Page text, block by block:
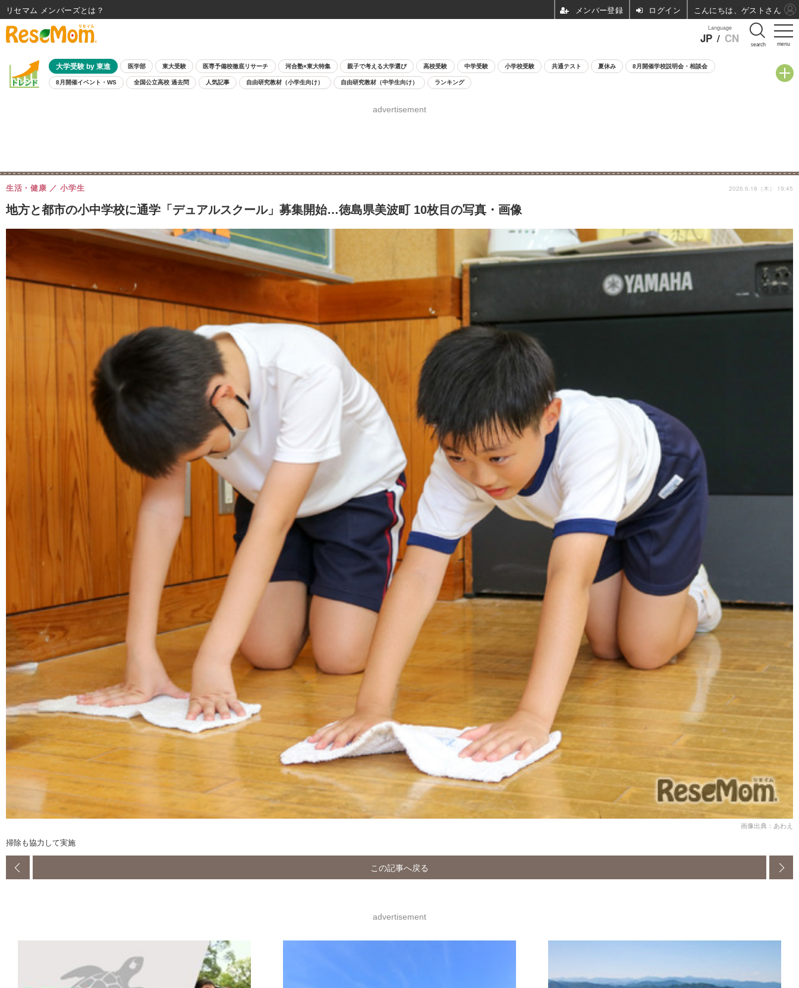
menu
Language
JP / CN search
大学受験 by 東進 医学部 東大受験 医専予備校徹底リサーチ 河合塾×東大特集 親子で考える大学選び 高校受験 中学受験 小学校受験 共通テスト 夏休み 8月開催学校説明会・相談会
8月開催イベント・WS 全国公立高校 過去問 人気記事 自由研究教材（小学生向け） 自由研究教材（中学生向け） ランキング
advertisement
地方と都市の小中学校に通学「デュアルスクール」募集開始…徳島県美波町 10枚目の写真・画像
生活・健康 小学生 2026.6.18（木） 19:45
画像出典：あわえ
掃除も協力して実施
この記事へ戻る
advertisement
リセマム メンバーズ ログイン こんにちは、ゲストさん